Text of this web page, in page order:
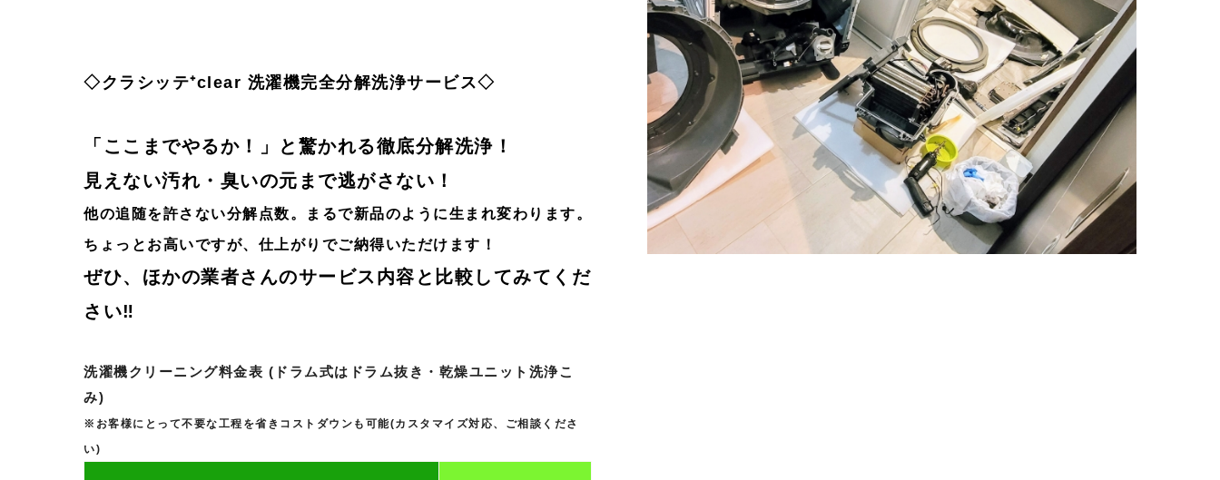
◇クラシッテ⁺clear 洗濯機完全分解洗浄サービス◇
「ここまでやるか！」と驚かれる徹底分解洗浄！
見えない汚れ・臭いの元まで逃がさない！
他の追随を許さない分解点数。まるで新品のように生まれ変わります。
ちょっとお高いですが、仕上がりでご納得いただけます！
ぜひ、ほかの業者さんのサービス内容と比較してみてくだ
さい‼
洗濯機クリーニング料金表 (ドラム式はドラム抜き・乾燥ユニット洗浄こ
み)
※お客様にとって不要な工程を省きコストダウンも可能(カスタマイズ対応、ご相談くださ
い)